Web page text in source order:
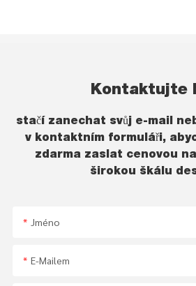
Kontaktujte
stačí zanechat svůj e-mail
v kontaktním formuláři,
zdarma zaslat cenovou
širokou škálu
Jméno
E-Mailem